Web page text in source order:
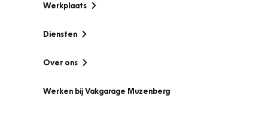
Werkplaats
Diensten
Over ons
Werken bij Vakgarage Muzenberg